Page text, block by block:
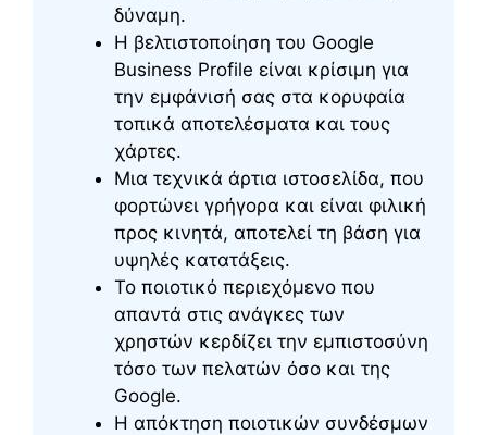
δύναμη.
Η βελτιστοποίηση του Google
Business Profile είναι κρίσιμη για
την εμφάνισή σας στα κορυφαία
τοπικά αποτελέσματα και τους
χάρτες.
Μια τεχνικά άρτια ιστοσελίδα, που
φορτώνει γρήγορα και είναι φιλική
προς κινητά, αποτελεί τη βάση για
υψηλές κατατάξεις.
Το ποιοτικό περιεχόμενο που
απαντά στις ανάγκες των
χρηστών κερδίζει την εμπιστοσύνη
τόσο των πελατών όσο και της
Google.
Η απόκτηση ποιοτικών συνδέσμων